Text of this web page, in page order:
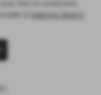
fare la colazione,
al
balcone dove è